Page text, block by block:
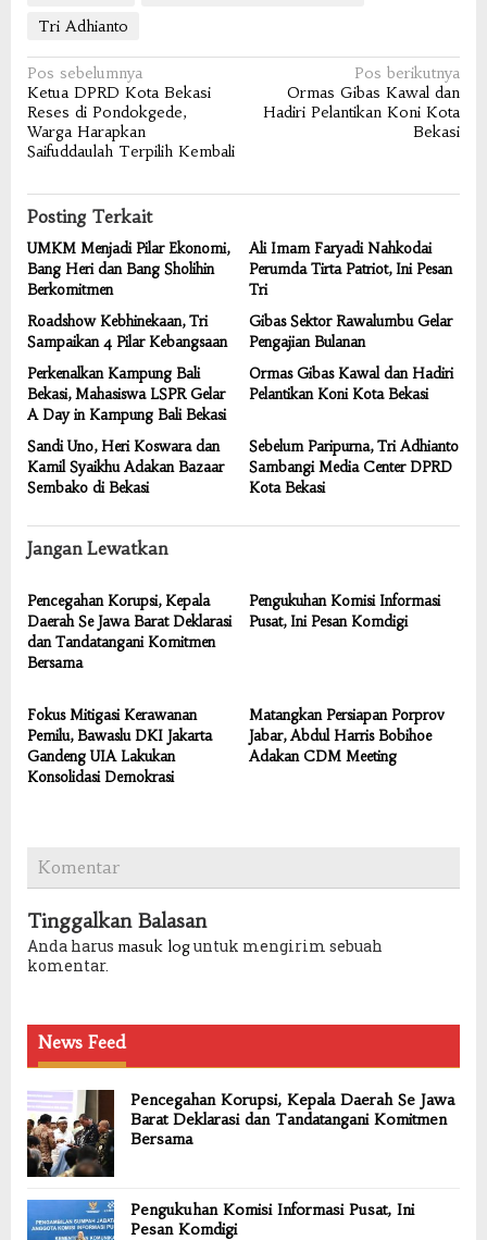
Tri Adhianto
Navigasi
pos
Pos sebelumnya
Ketua DPRD Kota Bekasi
Reses di Pondokgede,
Warga Harapkan
Saifuddaulah Terpilih Kembali
Pos berikutnya
Ormas Gibas Kawal dan
Hadiri Pelantikan Koni Kota
Bekasi
Posting Terkait
UMKM Menjadi Pilar Ekonomi,
Bang Heri dan Bang Sholihin
Berkomitmen
Ali Imam Faryadi Nahkodai
Perumda Tirta Patriot, Ini Pesan
Tri
Roadshow Kebhinekaan, Tri
Sampaikan 4 Pilar Kebangsaan
Gibas Sektor Rawalumbu Gelar
Pengajian Bulanan
Perkenalkan Kampung Bali
Bekasi, Mahasiswa LSPR Gelar
A Day in Kampung Bali Bekasi
Ormas Gibas Kawal dan Hadiri
Pelantikan Koni Kota Bekasi
Sandi Uno, Heri Koswara dan
Kamil Syaikhu Adakan Bazaar
Sembako di Bekasi
Sebelum Paripurna, Tri Adhianto
Sambangi Media Center DPRD
Kota Bekasi
Jangan Lewatkan
Pencegahan Korupsi, Kepala
Daerah Se Jawa Barat Deklarasi
dan Tandatangani Komitmen
Bersama
Pengukuhan Komisi Informasi
Pusat, Ini Pesan Komdigi
Fokus Mitigasi Kerawanan
Pemilu, Bawaslu DKI Jakarta
Gandeng UIA Lakukan
Konsolidasi Demokrasi
Matangkan Persiapan Porprov
Jabar, Abdul Harris Bobihoe
Adakan CDM Meeting
Komentar
Tinggalkan Balasan
Anda harus masuk loguntuk mengirim sebuah
komentar.
News Feed
Pencegahan Korupsi, Kepala Daerah Se Jawa
Barat Deklarasi dan Tandatangani Komitmen
Bersama
Pengukuhan Komisi Informasi Pusat, Ini
Pesan Komdigi